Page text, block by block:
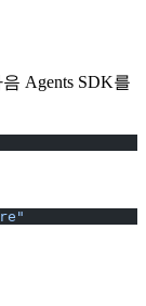
Agents SDK를